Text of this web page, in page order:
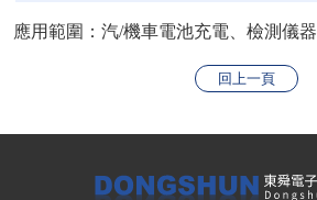
應用範圍：汽/機車電池充電、檢測儀器
回上一頁